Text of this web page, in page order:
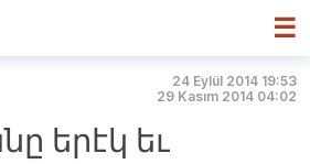
☰
24 Eylül 2014 19:53
29 Kasım 2014 04:02
երէկ եւ